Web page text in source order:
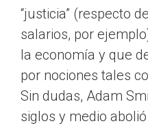
“justicia” (respecto
salarios, por
la economía y que
por nociones tales
Sin dudas, Adam
siglos y medio